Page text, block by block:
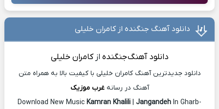
دانلود آهنگ جنگنده از کامران خلیلی
دانلود آهنگجنگنده ازکامران خلیلی
دانلود جدیدترین آهنگ کامران خلیلی با کیفیت بالا به همراه متن
آهنگ در رسانهغرب موزیک
Download New Music Kamran Khalili | Jangandeh In Gharb-